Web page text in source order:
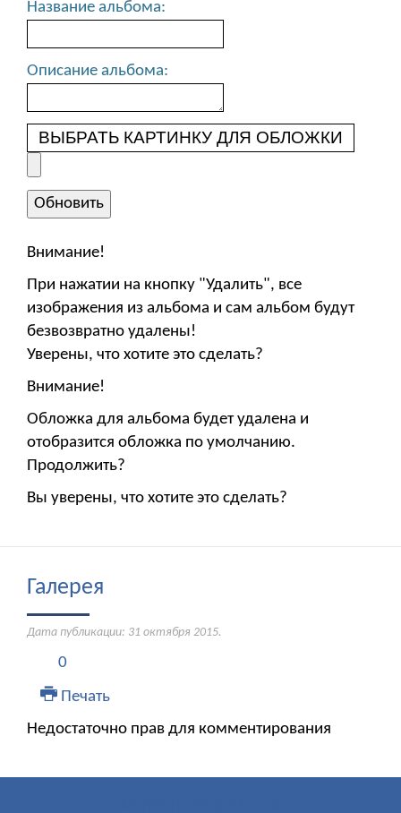
Название альбома:
Описание альбома:
ВЫБРАТЬ КАРТИНКУ ДЛЯ ОБЛОЖКИ
Внимание!
При нажатии на кнопку "Удалить", все
изображения из альбома и сам альбом будут
безвозвратно удалены!
Уверены, что хотите это сделать?
Внимание!
Обложка для альбома будет удалена и
отобразится обложка по умолчанию.
Продолжить?
Вы уверены, что хотите это сделать?
Галерея
Дата публикации: 31 октября 2015.
0
Печать
Недостаточно прав для комментирования